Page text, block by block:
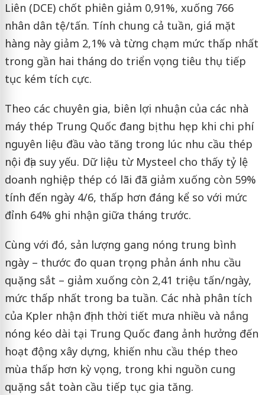
Liên (DCE) chốt phiên giảm 0,91%, xuống 766
nhân dân tệ/tấn. Tính chung cả tuần, giá mặt
hàng này giảm 2,1% và từng chạm mức thấp nhất
trong gần hai tháng do triển vọng tiêu thụ tiếp
tục kém tích cực.
Theo các chuyên gia, biên lợi nhuận của các nhà
máy thép Trung Quốc đang bị thu hẹp khi chi phí
nguyên liệu đầu vào tăng trong lúc nhu cầu thép
nội địa suy yếu. Dữ liệu từ Mysteel cho thấy tỷ lệ
doanh nghiệp thép có lãi đã giảm xuống còn 59%
tính đến ngày 4/6, thấp hơn đáng kể so với mức
đỉnh 64% ghi nhận giữa tháng trước.
Cùng với đó, sản lượng gang nóng trung bình
ngày – thước đo quan trọng phản ánh nhu cầu
quặng sắt – giảm xuống còn 2,41 triệu tấn/ngày,
mức thấp nhất trong ba tuần. Các nhà phân tích
của Kpler nhận định thời tiết mưa nhiều và nắng
nóng kéo dài tại Trung Quốc đang ảnh hưởng đến
hoạt động xây dựng, khiến nhu cầu thép theo
mùa thấp hơn kỳ vọng, trong khi nguồn cung
quặng sắt toàn cầu tiếp tục gia tăng.